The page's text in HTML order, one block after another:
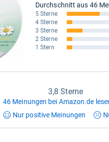
Durchschnitt aus 46
5 Sterne
4 Sterne
3 Sterne
2 Sterne
1 Stern
3,8 Sterne
46 Meinungen bei Amazon.de
Nur positive Meinungen